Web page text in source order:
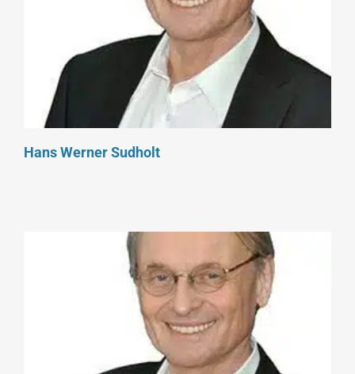
Hans Werner Sudholt